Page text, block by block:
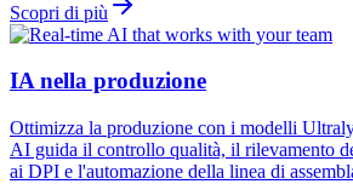
Scopri di più
IA nella produzione
Ottimizza la produzione con i modelli
AI guida il controllo qualità, il rilevamento
ai DPI e l'automazione della linea di